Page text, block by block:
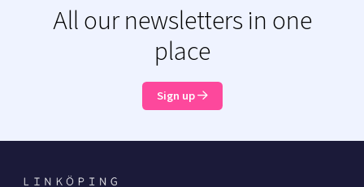
All our newsletters in one
place
Sign up